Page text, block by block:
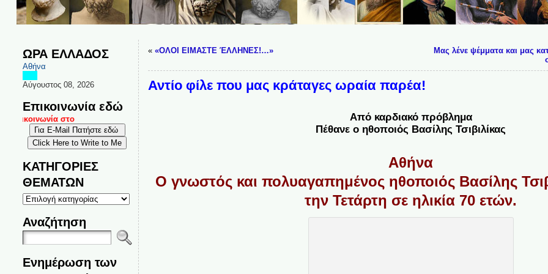
ΩΡΑ ΕΛΛΑΔΟΣ
Αθήνα
Αύγουστος 08, 2026
Επικοινωνία εδώ
στο
ΚΑΤΗΓΟΡΙΕΣ
ΘΕΜΑΤΩΝ
ΚΑΤΗΓΟΡΙΕΣ
ΘΕΜΑΤΩΝ
Αναζήτηση
Ενημέρωση των
« «OΛΟΙ ΕΙΜΑΣΤΕ ΈΛΛΗΝΕΣ!…»
Μας λένε ψέμματα και μας
Αντίο φίλε που μας κράταγες ωραία παρέα!
Από καρδιακό πρόβλημα
Πέθανε ο ηθοποιός Βασίλης Τσιβιλίκας
Αθήνα
Ο γνωστός και πολυαγαπημένος ηθοποιός Βασίλης
την Τετάρτη σε ηλικία 70 ετών.